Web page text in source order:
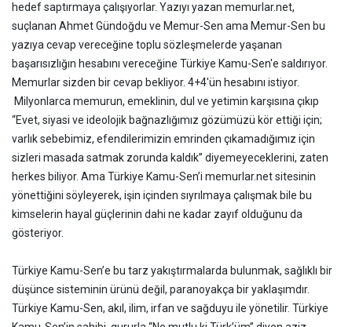
hedef saptırmaya çalışıyorlar. Yazıyı yazan memurlar.net,
suçlanan Ahmet Gündoğdu ve Memur-Sen ama Memur-Sen bu
yazıya cevap vereceğine toplu sözleşmelerde yaşanan
başarısızlığın hesabını vereceğine Türkiye Kamu-Sen'e saldırıyor.
Memurlar sizden bir cevap bekliyor. 4+4'ün hesabını istiyor.
Milyonlarca memurun, emeklinin, dul ve yetimin karşısına çıkıp
“Evet, siyasi ve ideolojik bağnazlığımız gözümüzü kör ettiği için;
varlık sebebimiz, efendilerimizin emrinden çıkamadığımız için
sizleri masada satmak zorunda kaldık” diyemeyeceklerini, zaten
herkes biliyor. Ama Türkiye Kamu-Sen’i memurlar.net sitesinin
yönettiğini söyleyerek, işin içinden sıyrılmaya çalışmak bile bu
kimselerin hayal güçlerinin dahi ne kadar zayıf olduğunu da
gösteriyor.
Türkiye Kamu-Sen’e bu tarz yakıştırmalarda bulunmak, sağlıklı bir
düşünce sisteminin ürünü değil, paranoyakça bir yaklaşımdır.
Türkiye Kamu-Sen, akıl, ilim, irfan ve sağduyu ile yönetilir. Türkiye